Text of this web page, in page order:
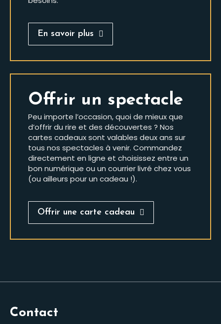
En savoir plus
Offrir un spectacle
Peu importe l’occasion, quoi de mieux que
d’offrir du rire et des découvertes ? Nos
cartes cadeaux sont valables deux ans sur
tous nos spectacles à venir. Commandez
directement en ligne et choisissez entre un
bon numérique ou un courrier livré chez vous
(ou ailleurs pour un cadeau !).
Offrir une carte cadeau
Contact